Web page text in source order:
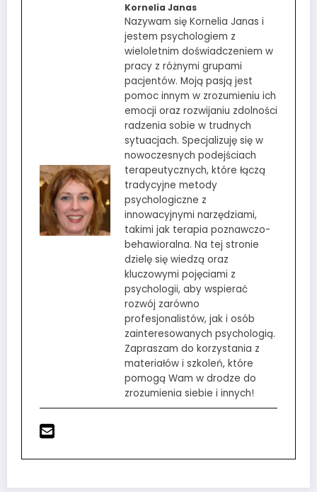
Kornelia Janas
Nazywam się Kornelia Janas i
jestem psychologiem z
wieloletnim doświadczeniem w
pracy z różnymi grupami
pacjentów. Moją pasją jest
pomoc innym w zrozumieniu ich
emocji oraz rozwijaniu zdolności
radzenia sobie w trudnych
sytuacjach. Specjalizuję się w
nowoczesnych podejściach
terapeutycznych, które łączą
tradycyjne metody
psychologiczne z
innowacyjnymi narzędziami,
takimi jak terapia poznawczo-
behawioralna. Na tej stronie
dzielę się wiedzą oraz
kluczowymi pojęciami z
psychologii, aby wspierać
rozwój zarówno
profesjonalistów, jak i osób
zainteresowanych psychologią.
Zapraszam do korzystania z
materiałów i szkoleń, które
pomogą Wam w drodze do
zrozumienia siebie i innych!